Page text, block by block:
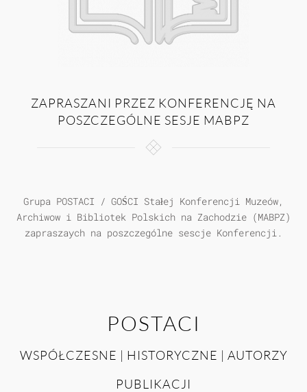
ZAPRASZANI PRZEZ KONFERENCJĘ NA
POSZCZEGÓLNE SESJE MABPZ
Grupa POSTACI / GOŚCI Stałej Konferencji Muzeów,
Archiwow i Bibliotek Polskich na Zachodzie (MABPZ)
zapraszaych na poszczególne sescje Konferencji.
POSTACI
WSPÓŁCZESNE | HISTORYCZNE | AUTORZY
PUBLIKACJI